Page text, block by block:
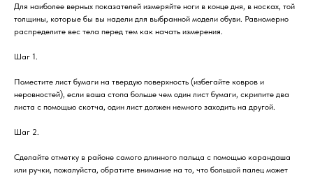
Для наиболее верных показателей измеряйте ноги в конце дня, в носках, той
толщины, которые бы вы надели для выбранной модели обуви. Равномерно
распределите вес тела перед тем как начать измерения.
Шаг 1.
Поместите лист бумаги на твердую поверхность (избегайте ковров и
неровностей), если ваша стопа больше чем один лист бумаги, скрипите два
листа с помощью скотча, один лист должен немного заходить на другой.
Шаг 2.
Сделайте отметку в районе самого длинного пальца с помощью карандаша
или ручки, пожалуйста, обратите внимание на то, что большой палец может